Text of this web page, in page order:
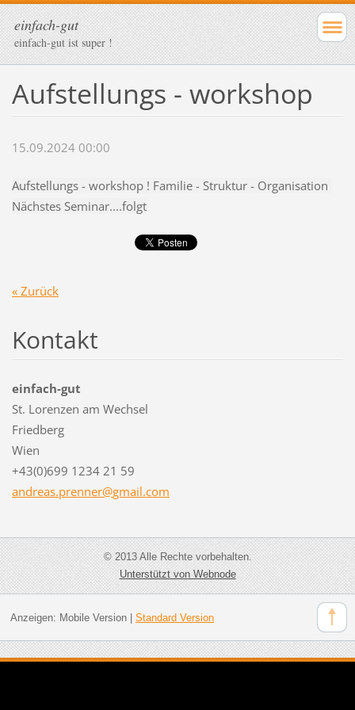
einfach-gut
einfach-gut ist super !
Aufstellungs - workshop
15.09.2024 00:00
Aufstellungs - workshop ! Familie - Struktur - Organisation
Nächstes Seminar....folgt
« Zurück
Kontakt
einfach-gut
St. Lorenzen am Wechsel
Friedberg
Wien
+43(0)699 1234 21 59
andreas.prenner@gmail.com
© 2013 Alle Rechte vorbehalten.
Unterstützt von Webnode
Anzeigen: Mobile Version| Standard Version